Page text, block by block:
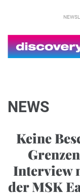
NEWS
Keine
Interview
der MSK